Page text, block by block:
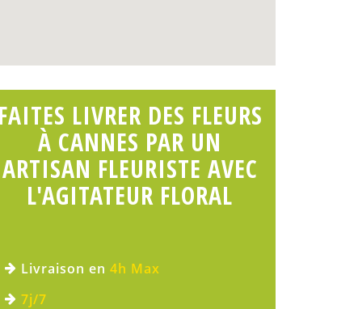
FAITES LIVRER DES FLEURS
À CANNES PAR UN
ARTISAN FLEURISTE AVEC
L'AGITATEUR FLORAL
Livraison en 4h Max
7j/7